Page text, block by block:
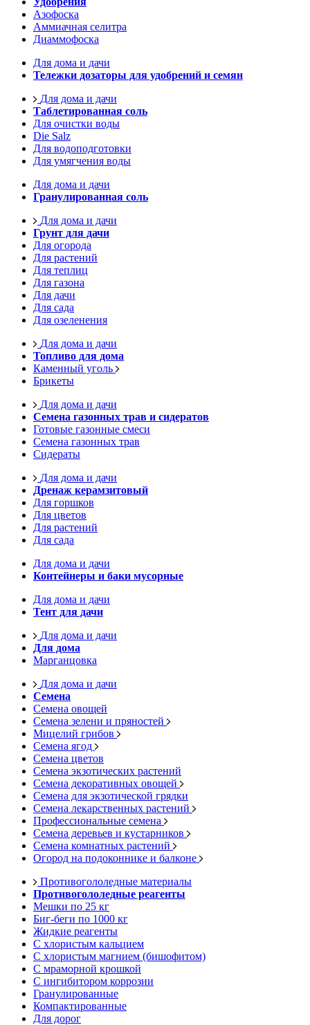
Азофоска
Аммиачная селитра
Диаммофоска
Для дома и дачи
Тележки дозаторы для удобрений и семян
Для дома и дачи
Таблетированная соль
Для очистки воды
Die Salz
Для водоподготовки
Для умягчения воды
Для дома и дачи
Гранулированная соль
Для дома и дачи
Грунт для дачи
Для огорода
Для растений
Для теплиц
Для газона
Для дачи
Для сада
Для озеленения
Для дома и дачи
Топливо для дома
Каменный уголь
Брикеты
Для дома и дачи
Семена газонных трав и сидератов
Готовые газонные смеси
Семена газонных трав
Сидераты
Для дома и дачи
Дренаж керамзитовый
Для горшков
Для цветов
Для растений
Для сада
Для дома и дачи
Контейнеры и баки мусорные
Для дома и дачи
Тент для дачи
Для дома и дачи
Для дома
Марганцовка
Для дома и дачи
Семена
Семена овощей
Семена зелени и пряностей
Мицелий грибов
Семена ягод
Семена цветов
Семена экзотических растений
Семена декоративных овощей
Семена для экзотической грядки
Семена лекарственных растений
Профессиональные семена
Семена деревьев и кустарников
Семена комнатных растений
Огород на подоконнике и балконе
Противогололедные материалы
Противогололедные реагенты
Мешки по 25 кг
Биг-беги по 1000 кг
Жидкие реагенты
С хлористым кальцием
С хлористым магнием (бишофитом)
С мраморной крошкой
С ингибитором коррозии
Гранулированные
Компактированные
Для дорог